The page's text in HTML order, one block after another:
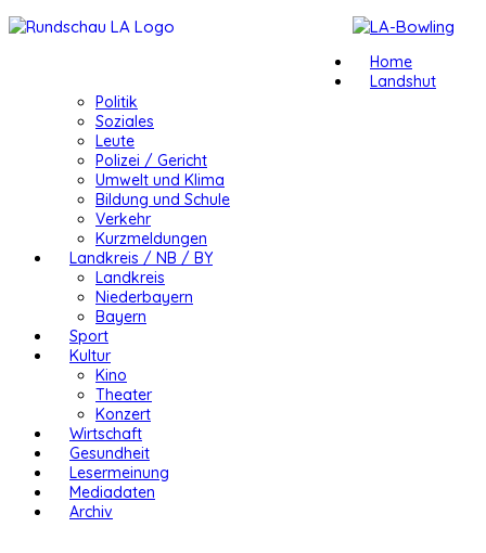
Home
Landshut
Politik
Soziales
Leute
Polizei / Gericht
Umwelt und Klima
Bildung und Schule
Verkehr
Kurzmeldungen
Landkreis / NB / BY
Landkreis
Niederbayern
Bayern
Sport
Kultur
Kino
Theater
Konzert
Wirtschaft
Gesundheit
Lesermeinung
Mediadaten
Archiv